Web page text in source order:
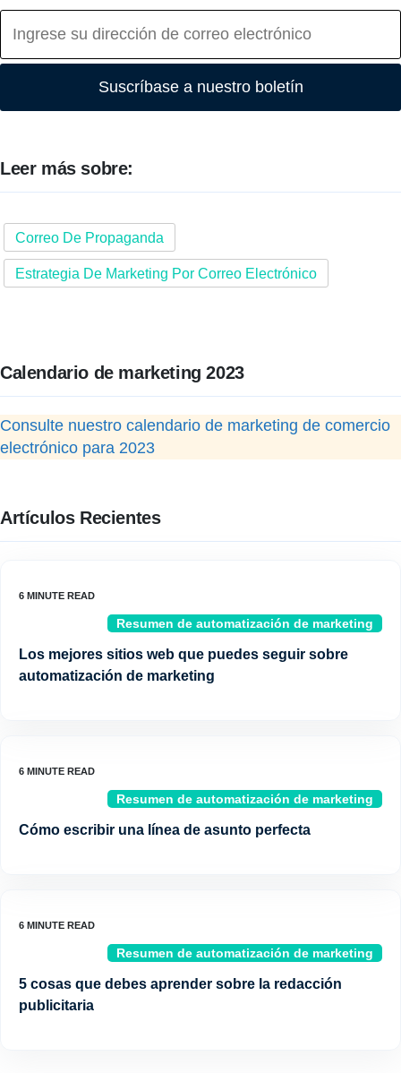
Suscríbase a nuestro boletín
Leer más sobre:
Correo De Propaganda
Estrategia De Marketing Por Correo Electrónico
Calendario de marketing 2023
Consulte nuestro calendario de marketing de comercio
electrónico para 2023
Artículos Recientes
Resumen de automatización de marketing
Los mejores sitios web que puedes seguir sobre
automatización de marketing
Resumen de automatización de marketing
Cómo escribir una línea de asunto perfecta
Resumen de automatización de marketing
5 cosas que debes aprender sobre la redacción
publicitaria